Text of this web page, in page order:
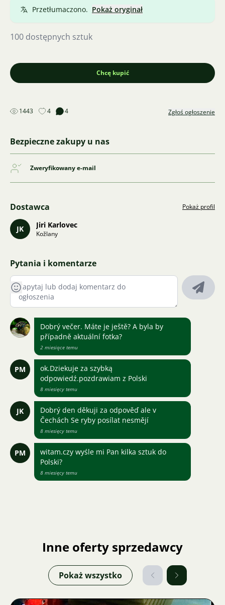
Przetłumaczono. Pokaż oryginał
100 dostępnych sztuk
Chcę kupić
1443 4 4 Zgłoś ogłoszenie
Bezpieczne zakupy u nas
Zweryfikowany e-mail
Dostawca Pokaż profil
JK Jiri Karlovec
Kožlany
Pytania i komentarze
Dobrý večer. Máte je ještě? A byla by
případně aktuální fotka?
2 miesiące temu
PM
ok.Dziekuje za szybką
odpowiedź.pozdrawiam z Polski
8 miesięcy temu
JK
Dobrý den děkuji za odpověď ale v
Čechách Se ryby posílat nesmějí
8 miesięcy temu
PM
witam.czy wyśle mi Pan kilka sztuk do
Polski?
8 miesięcy temu
Inne oferty sprzedawcy
Pokaż wszystko